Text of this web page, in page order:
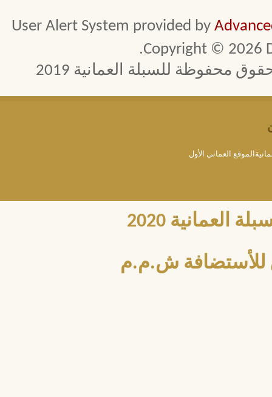
User Alert System provided by
Copyright © 2026
محفوظة للسبلة العمانية 2019
العماني الأول
2020
للأستضافة ش.م.م